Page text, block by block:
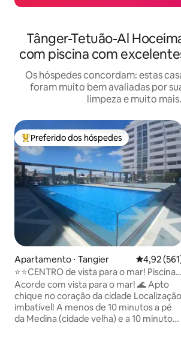
Tânger-Tetuão-Al
com piscina com
Os hóspedes concordam: estas
foram muito bem avaliadas por
limpeza e muito mais.
Entre os melhores preferidos dos
Preferido dos hóspedes
Apartamento ⋅ Tangier 4,92 de
4,92
⭐⭐CENTRO de vista para o mar! Piscina.
HIGIENIZADO!
Acorde com vista para o mar! 🌊 Apto
chique no coração da cidade Localização
imbatível! A menos de 10 minutos a pé
da Medina (cidade velha) e a 10 minutos